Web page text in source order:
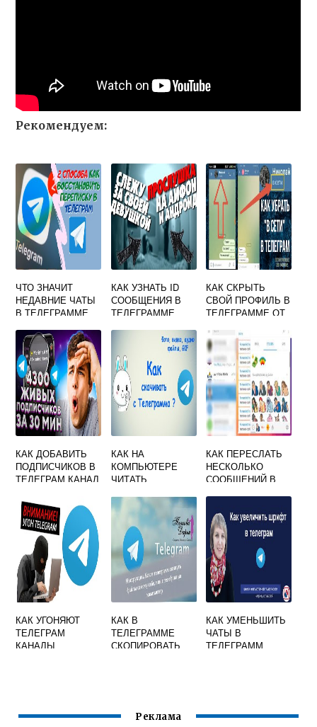
Рекомендуем:
ЧТО ЗНАЧИТ
НЕДАВНИЕ ЧАТЫ
В ТЕЛЕГРАММЕ
КАК УЗНАТЬ ID
СООБЩЕНИЯ В
ТЕЛЕГРАММЕ
КАК СКРЫТЬ
СВОЙ ПРОФИЛЬ В
ТЕЛЕГРАММЕ ОТ
КАК ДОБАВИТЬ
ПОДПИСЧИКОВ В
ТЕЛЕГРАМ КАНАЛ
ТЕЛЕФОНА
КАК НА
КОМПЬЮТЕРЕ
ЧИТАТЬ
КАНАЛЫ
КАК ПЕРЕСЛАТЬ
НЕСКОЛЬКО
СООБЩЕНИЙ В
КАК УГОНЯЮТ
ТЕЛЕГРАМ
КАНАЛЫ
КАК В
ТЕЛЕГРАММЕ
СКОПИРОВАТЬ
КАК УМЕНЬШИТЬ
ЧАТЫ В
ТЕЛЕГРАММ
Реклама